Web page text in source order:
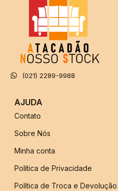
(021) 2289-9988
AJUDA
Contato
Sobre Nós
Minha conta
Política de Privacidade
Política de Troca e Devolução